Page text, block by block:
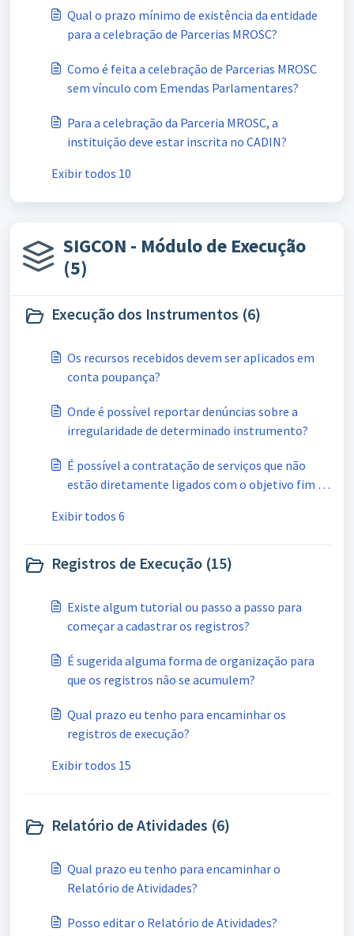
Qual o prazo mínimo de existência da entidade
para a celebração de Parcerias MROSC?
Como é feita a celebração de Parcerias MROSC
sem vínculo com Emendas Parlamentares?
Para a celebração da Parceria MROSC, a
instituição deve estar inscrita no CADIN?
Exibir todos 10
SIGCON - Módulo de Execução
(5)
Execução dos Instrumentos (6)
Os recursos recebidos devem ser aplicados em
conta poupança?
Onde é possível reportar denúncias sobre a
irregularidade de determinado instrumento?
É possível a contratação de serviços que não
estão diretamente ligados com o objetivo fim da
estagiários?
Exibir todos 6
Registros de Execução (15)
Existe algum tutorial ou passo a passo para
começar a cadastrar os registros?
É sugerida alguma forma de organização para
que os registros não se acumulem?
Qual prazo eu tenho para encaminhar os
registros de execução?
Exibir todos 15
Relatório de Atividades (6)
Qual prazo eu tenho para encaminhar o
Relatório de Atividades?
Posso editar o Relatório de Atividades?